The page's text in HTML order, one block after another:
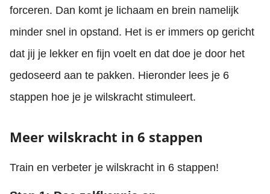
forceren. Dan komt je lichaam en brein namelijk
minder snel in opstand. Het is er immers op gericht
dat jij je lekker en fijn voelt en dat doe je door het
gedoseerd aan te pakken. Hieronder lees je 6
stappen hoe je je wilskracht stimuleert.
Meer wilskracht in 6 stappen
Train en verbeter je wilskracht in 6 stappen!